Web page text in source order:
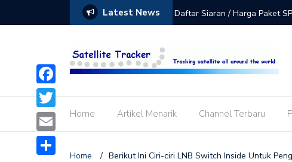
Latest News
Aktivasi Siaran GIBOL K-Vision Daftar Siaran / Harga Paket
Home Artikel Menarik Channel Terbaru
Home / Berikut Ini Ciri-ciri LNB Switch Inside Untuk
Facebook
Twitter
Email